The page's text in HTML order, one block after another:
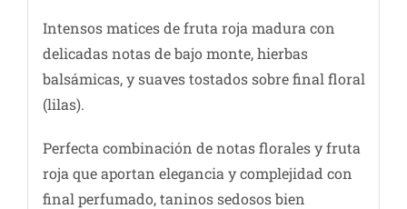
Intensos matices de fruta roja madura con
delicadas notas de bajo monte, hierbas
balsámicas, y suaves tostados sobre final floral
(lilas).
Perfecta combinación de notas florales y fruta
roja que aportan elegancia y complejidad con
final perfumado, taninos sedosos bien